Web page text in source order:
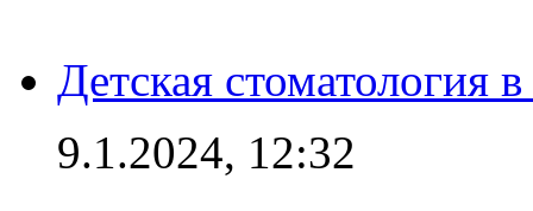
Детская стоматология
9.1.2024, 12:32